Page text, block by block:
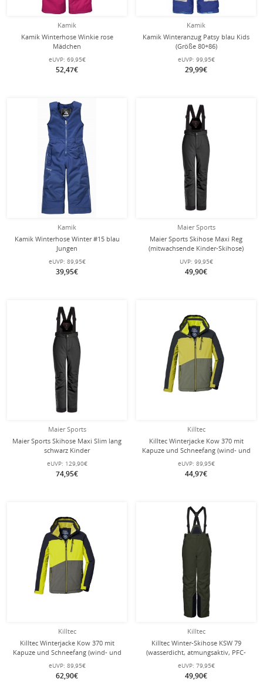
Kamik
Kamik Winterhose Winkie rose
Mädchen
eUVP: 69,95€
52,47€
Kamik
Kamik Winteranzug Patsy blau Kids
(Größe 80+86)
eUVP: 99,95€
29,99€
Kamik
Kamik Winterhose Winter #15 blau
Jungen
eUVP: 89,95€
39,95€
Maier Sports
Maier Sports Skihose Maxi Reg
(mitwachsende Kinder-Skihose)
schwarz Kinder
UVP: 99,95€
49,90€
Maier Sports
Maier Sports Skihose Maxi Slim lang
schwarz Kinder
eUVP: 129,90€
74,95€
Killtec
Killtec Winterjacke Kow 370 mit
Kapuze und Schneefang (wind- und
wasserdicht, atmungsaktiv, PFC-frei)
schwarz Kinder
eUVP: 89,95€
44,97€
Killtec
Killtec Winterjacke Kow 370 mit
Kapuze und Schneefang (wind- und
wasserdicht, atmungsaktiv, PFC-frei)
dunkelnavy Kinder
eUVP: 89,95€
62,90€
Killtec
Killtec Winter-Skihose KSW 79
(wasserdicht, atmungsaktiv, PFC-
frei, Schneefang, Kantenschutz)
dunkelolivgrün Kinder
eUVP: 79,95€
49,90€